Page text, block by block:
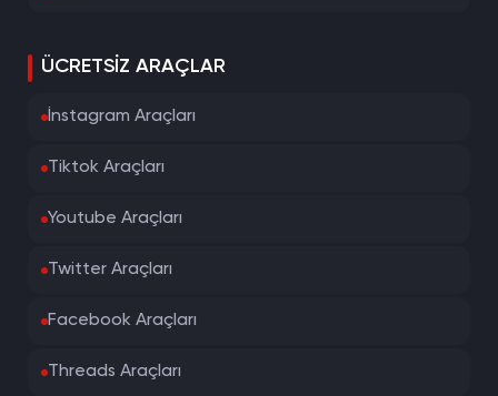
ÜCRETSIZ ARAÇLAR
İnstagram Araçları
Tiktok Araçları
Youtube Araçları
Twitter Araçları
Facebook Araçları
Threads Araçları